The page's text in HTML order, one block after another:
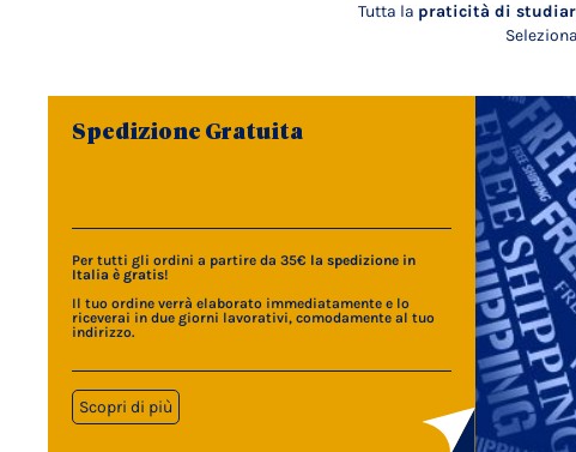
Tutta la praticità di
Spedizione Gratuita
Per tutti gli ordini a partire da 35€ la spedizione in
Italia è gratis!
Il tuo ordine verrà elaborato immediatamente e lo
riceverai in due giorni lavorativi, comodamente al tuo
indirizzo.
Scopri di più